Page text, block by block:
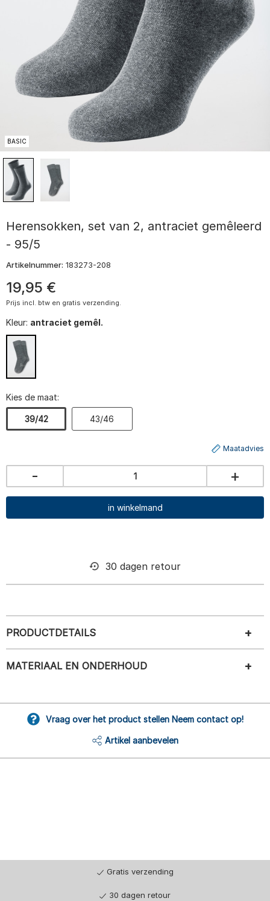
BASIC
Herensokken, set van 2, antraciet gemêleerd
- 95/5
Artikelnummer: 183273-208
19,95 €
Prijs incl. btw en gratis verzending.
Kleur: antraciet gemêl.
Kies de maat:
39/42 43/46
Maatadvies
- +
in winkelmand
30 dagen retour
PRODUCTDETAILS
MATERIAAL EN ONDERHOUD
Vraag over het product stellen Neem contact op!
Artikel aanbevelen
Gratis verzending
30 dagen retour